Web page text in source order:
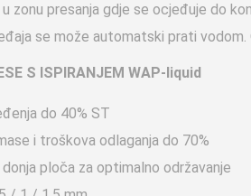
zonu presanja gdje se ocjeđuje do
se može automatski prati
S ISPIRANJEM WAP-liquid
do 40% ST
i troškova odlaganja do 70%
ploča za optimalno održavanje